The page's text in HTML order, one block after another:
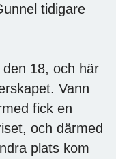
tidigare
18, och här
Vann
fick en
och därmed
plats kom